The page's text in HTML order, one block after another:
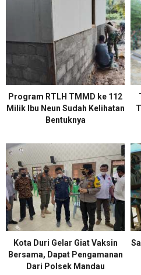
Program RTLH TMMD ke 112
Milik Ibu Neun Sudah Kelihatan
Bentuknya
Kota Duri Gelar Giat Vaksin
Bersama, Dapat Pengamanan
Dari Polsek Mandau